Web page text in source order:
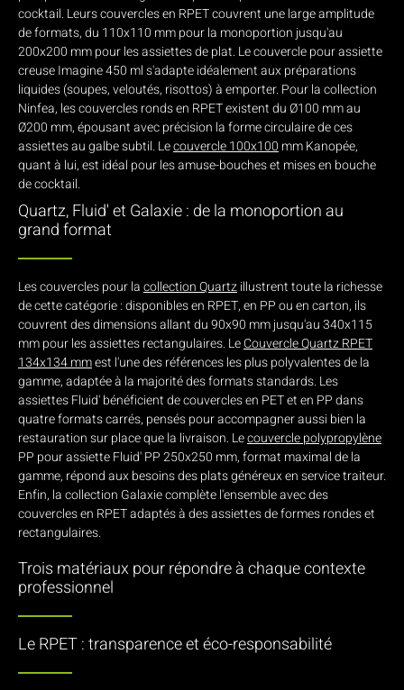
cocktail. Leurs couvercles en RPET couvrent une large amplitude
de formats, du 110x110 mm pour la monoportion jusqu'au
200x200 mm pour les assiettes de plat. Le couvercle pour assiette
creuse Imagine 450 ml s'adapte idéalement aux préparations
liquides (soupes, veloutés, risottos) à emporter. Pour la collection
Ninfea, les couvercles ronds en RPET existent du Ø100 mm au
Ø200 mm, épousant avec précision la forme circulaire de ces
assiettes au galbe subtil. Lecouvercle 100x100 mm Kanopée,
quant à lui, est idéal pour les amuse-bouches et mises en bouche
de cocktail.
Quartz, Fluid' et Galaxie : de la monoportion au
grand format
Les couvercles pour lacollection Quartzillustrent toute la richesse
de cette catégorie : disponibles en RPET, en PP ou en carton, ils
couvrent des dimensions allant du 90x90 mm jusqu'au 340x115
mm pour les assiettes rectangulaires. LeCouvercle Quartz RPET
134x134 mmest l'une des références les plus polyvalentes de la
gamme, adaptée à la majorité des formats standards. Les
assiettes Fluid' bénéficient de couvercles en PET et en PP dans
quatre formats carrés, pensés pour accompagner aussi bien la
restauration sur place que la livraison. Lecouvercle polypropylène
PP pour assiette Fluid' PP 250x250 mm, format maximal de la
gamme, répond aux besoins des plats généreux en service traiteur.
Enfin, la collection Galaxie complète l'ensemble avec des
couvercles en RPET adaptés à des assiettes de formes rondes et
rectangulaires.
Trois matériaux pour répondre à chaque contexte
professionnel
Le RPET : transparence et éco-responsabilité